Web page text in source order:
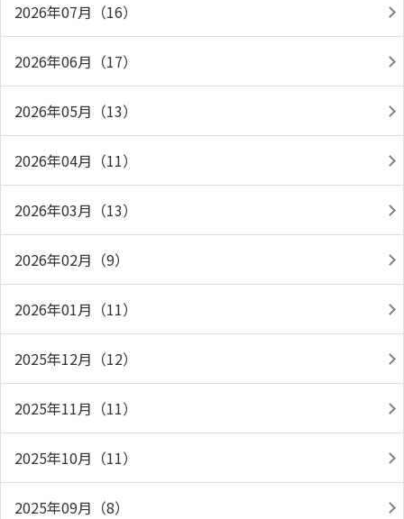
2026年07月（16）
2026年06月（17）
2026年05月（13）
2026年04月（11）
2026年03月（13）
2026年02月（9）
2026年01月（11）
2025年12月（12）
2025年11月（11）
2025年10月（11）
2025年09月（8）